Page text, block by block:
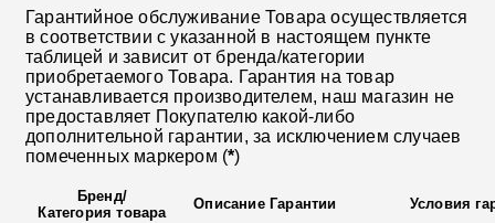
Гарантийное обслуживание Товара осуществляется
в соответствии с указанной в настоящем пункте
таблицей и зависит от бренда/категории
приобретаемого Товара. Гарантия на товар
устанавливается производителем, наш магазин не
предоставляет Покупателю какой-либо
дополнительной гарантии, за исключением случаев
помеченных маркером (*)
Бренд/
Категория товара
Описание Гарантии Условия